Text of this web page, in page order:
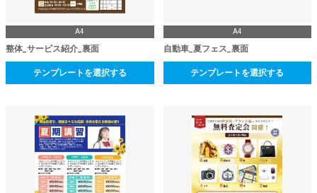
A4
整体_サービス紹介_裏面
テンプレートを選択する
A4
自動車_夏フェス_裏面
テンプレートを選択する